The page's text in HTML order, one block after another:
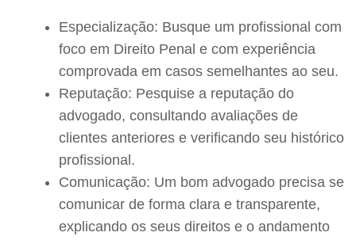
Especialização: Busque um profissional com
foco em Direito Penal e com experiência
comprovada em casos semelhantes ao seu.
Reputação: Pesquise a reputação do
advogado, consultando avaliações de
clientes anteriores e verificando seu histórico
profissional.
Comunicação: Um bom advogado precisa se
comunicar de forma clara e transparente,
explicando os seus direitos e o andamento